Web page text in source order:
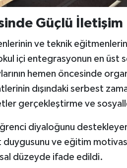
Güçlü İletişim
ve teknik eğitmenlerin
içi entegrasyonun en üst
hemen öncesinde
dışındaki serbest
gerçekleştirme ve
diyaloğunu destekleyen
duygusunu ve eğitim
düzeyde ifade edildi.